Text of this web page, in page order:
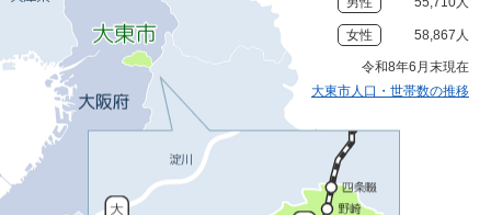
女性 58,867人
令和8年6月末現在
大東市人口・世帯数の推移